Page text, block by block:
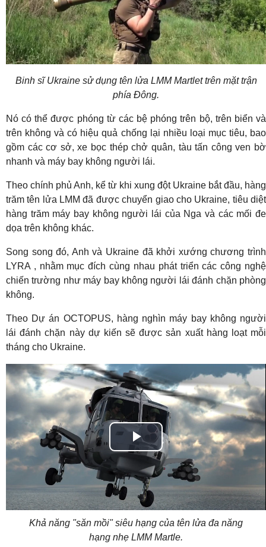
Binh sĩ Ukraine sử dụng tên lửa LMM Martlet trên mặt trận
phía Đông.
Nó có thể được phóng từ các bệ phóng trên bộ, trên biển và
trên không và có hiệu quả chống lại nhiều loại mục tiêu, bao
gồm các cơ sở, xe bọc thép chở quân, tàu tấn công ven bờ
nhanh và máy bay không người lái.
Theo chính phủ Anh, kể từ khi xung đột Ukraine bắt đầu, hàng
trăm tên lửa LMM đã được chuyển giao cho Ukraine, tiêu diệt
hàng trăm máy bay không người lái của Nga và các mối đe
dọa trên không khác.
Song song đó, Anh và Ukraine đã khởi xướng chương trình
LYRA , nhằm mục đích cùng nhau phát triển các công nghệ
chiến trường như máy bay không người lái đánh chặn phòng
không.
Theo Dự án OCTOPUS, hàng nghìn máy bay không người
lái đánh chặn này dự kiến ​​sẽ được sản xuất hàng loạt mỗi
tháng cho Ukraine.
Play
Video
Khả năng "săn mồi" siêu hạng của tên lửa đa năng
hạng nhẹ LMM Martle.